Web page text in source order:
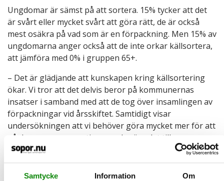
Samtycke Information Om
Ungdomar är sämst på att sortera. 15% tycker att det
är svårt eller mycket svårt att göra rätt, de är också
mest osäkra på vad som är en förpackning. Men 15% av
ungdomarna anger också att de inte orkar källsortera,
att jämföra med 0% i gruppen 65+.
– Det är glädjande att kunskapen kring källsortering
ökar. Vi tror att det delvis beror på kommunernas
insatser i samband med att de tog över insamlingen av
förpackningar vid årsskiftet. Samtidigt visar
undersökningen att vi behöver göra mycket mer för att
nå den yngre generationen och göra det till en
självklarhet även för dem att sortera ut sina
förpackningar till återvinning, säger Anna-Carin
Gripwall, kommunikationschef på Avfall Sverige.